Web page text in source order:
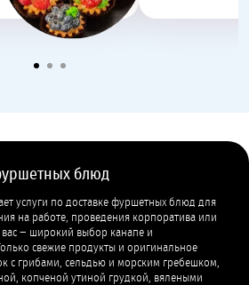
блюд
услуги по доставке фуршетных блюд для
на работе, проведения корпоратива или
вас − широкий выбор канапе и
свежие продукты и оригинальное
с грибами, сельдью и морским гребешком,
копченой утиной грудкой, вялеными